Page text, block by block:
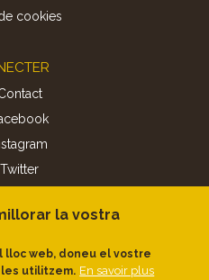
cookies
Twitter
iOS
la vostra
lloc web, doneu el vostre
utilitzem. En savoir plus